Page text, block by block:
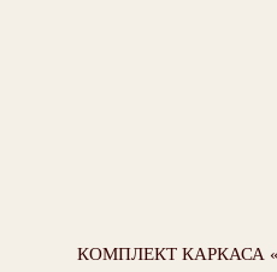
КОМПЛЕКТ КАРКАСА